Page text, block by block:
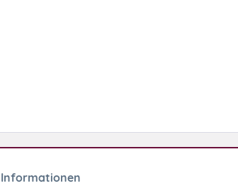
Informationen